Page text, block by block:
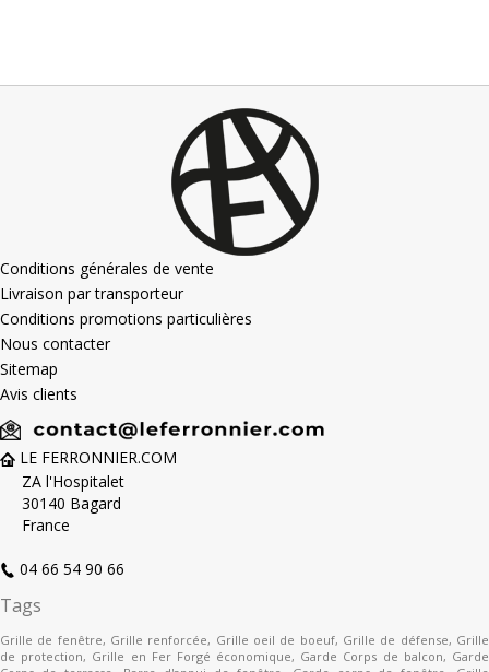
Conditions générales de vente
Livraison par transporteur
Conditions promotions particulières
Nous contacter
Sitemap
Avis clients
LE FERRONNIER.COM
ZA l'Hospitalet
30140 Bagard
France
04 66 54 90 66
Tags
Grille de fenêtre, Grille renforcée, Grille oeil de boeuf, Grille de défense, Grille
de protection, Grille en Fer Forgé économique, Garde Corps de balcon, Garde